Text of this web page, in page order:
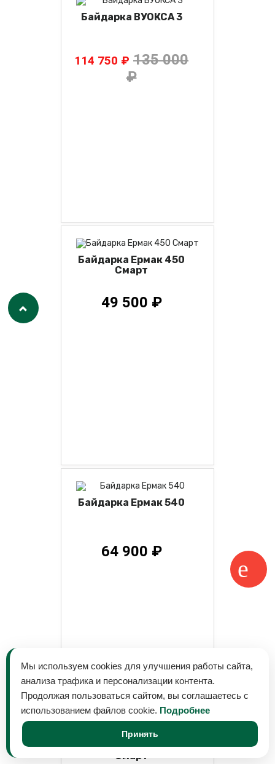
Байдарка ВУОКСА 3
114 750 ₽ 135 000
₽
Байдарка Ермак 450
Смарт
49 500 ₽
Байдарка Ермак 540
64 900 ₽
Байдарка Ермак 540
Смарт
Мы используем cookies для улучшения работы сайта,
анализа трафика и персонализации контента.
Продолжая пользоваться сайтом, вы соглашаетесь с
использованием файлов cookie. Подробнее
Принять